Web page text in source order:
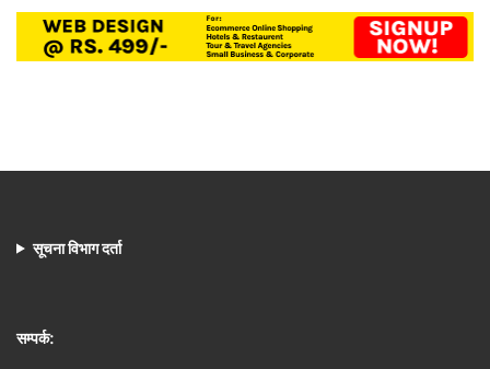
सूचना विभाग दर्ता
सम्पर्क: